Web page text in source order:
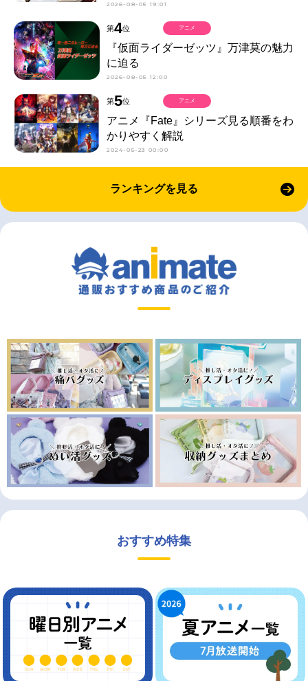
2026-08-05 19:01
第4位
『仮面ライダーゼッツ』万津莫の魅力
に迫る
2026-08-05 12:00
アニメ
第5位
アニメ『Fate』シリーズ見る順番をわ
かりやすく解説
2024-05-23 00:00
アニメ
ランキングを見る
おすすめ特集